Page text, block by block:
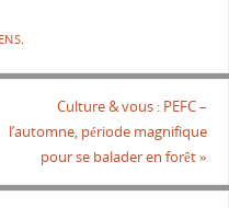
Culture & vous : PEFC –
l’automne, période magnifique
pour se balader en forêt»